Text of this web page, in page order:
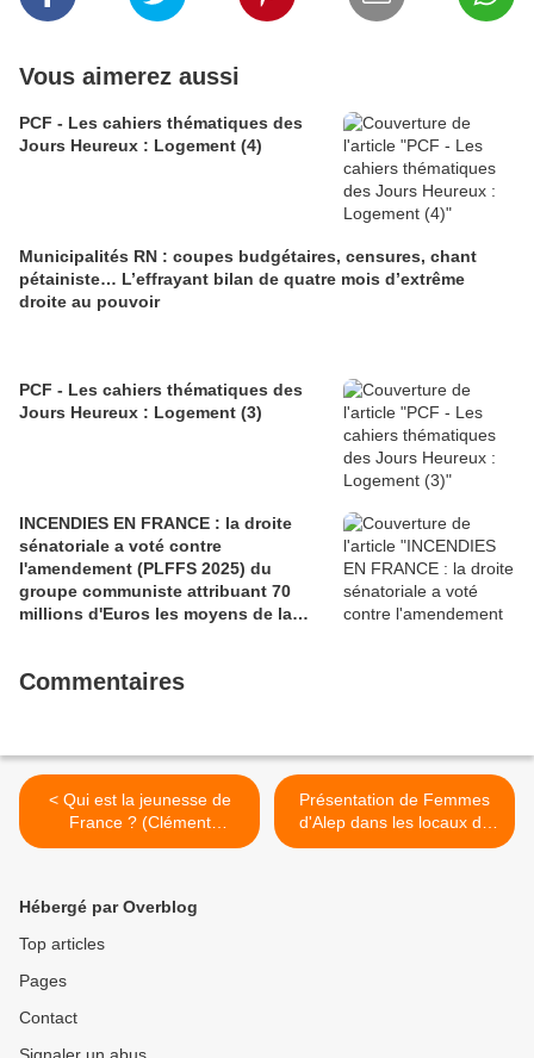
Vous aimerez aussi
PCF - Les cahiers thématiques des
Jours Heureux : Logement (4)
Municipalités RN : coupes budgétaires, censures, chant
pétainiste… L’effrayant bilan de quatre mois d’extrême
droite au pouvoir
PCF - Les cahiers thématiques des
Jours Heureux : Logement (3)
INCENDIES EN FRANCE : la droite
sénatoriale a voté contre
l'amendement (PLFFS 2025) du
groupe communiste attribuant 70
millions d'Euros les moyens de la
Commentaires
< Qui est la jeunesse de
France ? (Clément
Chabanne* / Revue PCF «
Présentation de Femmes
d'Alep dans les locaux de
Skol Vreizh par Maha
Hébergé par Overblog
Top articles
Pages
Contact